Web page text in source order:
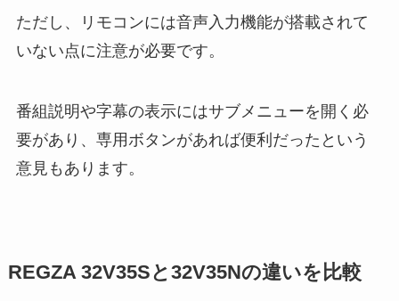
ただし、リモコンには音声入力機能が搭載されて
いない点に注意が必要です。
番組説明や字幕の表示にはサブメニューを開く必
要があり、専用ボタンがあれば便利だったという
意見もあります。
REGZA 32V35Sと32V35Nの違いを比較